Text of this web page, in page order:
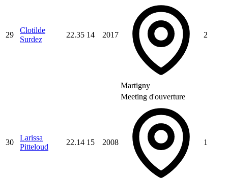
29
Clotilde
Surdez
22.35 14 2017
Martigny
2
30
Larissa
Pitteloud
22.14 15 2008
Meeting d'ouverture
1